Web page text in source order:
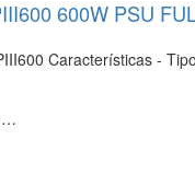
600W PSU
Características -